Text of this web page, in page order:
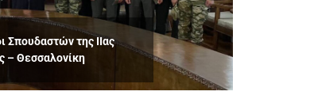
Σπουδαστών της ΙΙας
– Θεσσαλονίκη